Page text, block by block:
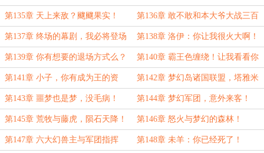
了？ 息！
第135章 天上来敌？飀飀果实！ 第136章 敢不敢和本大爷大战三百
回合？
第137章 终场的幕剧，我必将登场 第138章 洛伊：你让我很火大啊！
第139章 你有想要的退场方式么？
史基！
第140章 霸王色缠绕！让我看看你
真正的气魄！
第141章 小子，你有成为王的资
质！
第142章 梦幻岛诸国联盟，塔雅米
三世的决意！
第143章 噩梦也是梦，没毛病！ 第144章 梦幻军团，意外来客！
第145章 荒牧与藤虎，陨石天降！ 第146章 怒火与梦幻的森林！
第147章 六大幻兽主与军团指挥 第148章 未羊：你已经死了！